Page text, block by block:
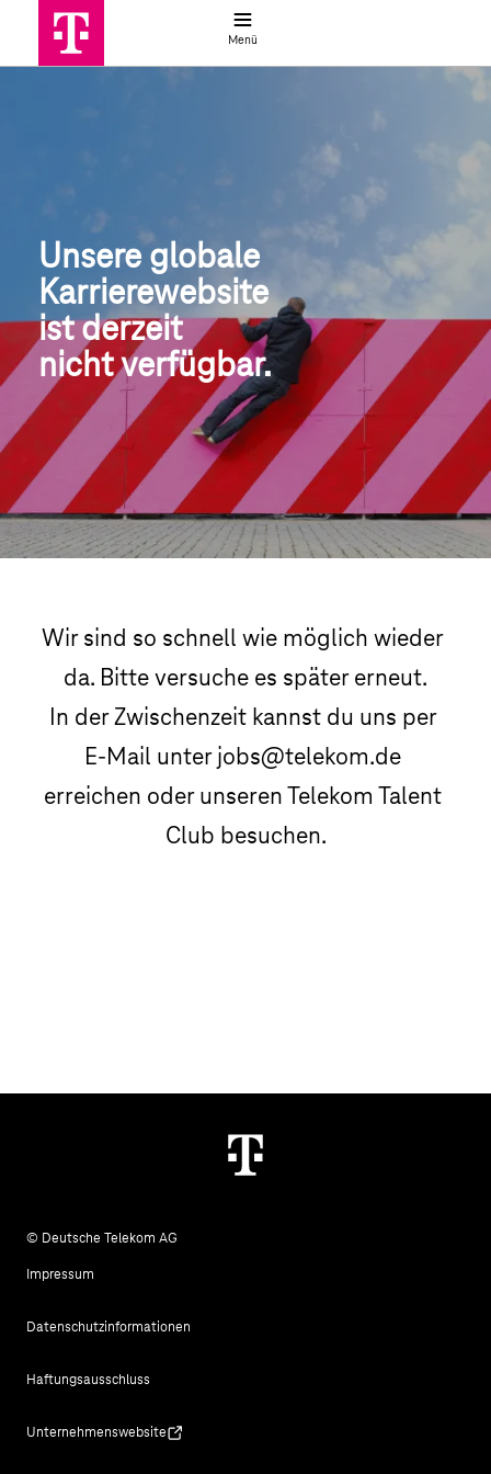
Menü
Globale Jobsuche | Deutsche
Unsere globale
Karrierewebsite
ist derzeit
nicht verfügbar.
Wir sind so schnell wie möglich wieder
da. Bitte versuche es später erneut.
In der Zwischenzeit kannst du uns per
E-Mail unter jobs@telekom.de
erreichen oder unseren Telekom Talent
Club besuchen.
© Deutsche Telekom AG
Impressum
Datenschutzinformationen
Haftungsausschluss
Unternehmenswebsite